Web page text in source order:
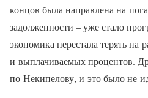
концов была направлена на
задолженности – уже стало
экономика перестала терять на
и выплачиваемых процентов.
по Некипелову, и это было не